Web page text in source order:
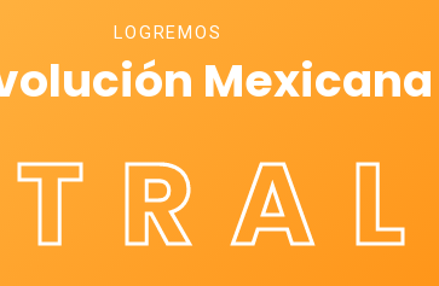
LOGREMOS
Mexicana